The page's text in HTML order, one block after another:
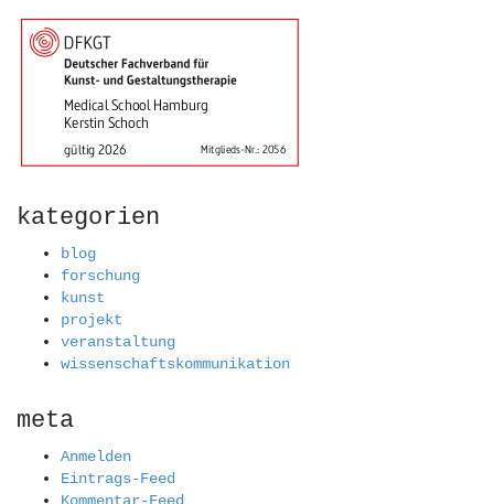
kategorien
blog
forschung
kunst
projekt
veranstaltung
wissenschaftskommunikation
meta
Anmelden
Eintrags-Feed